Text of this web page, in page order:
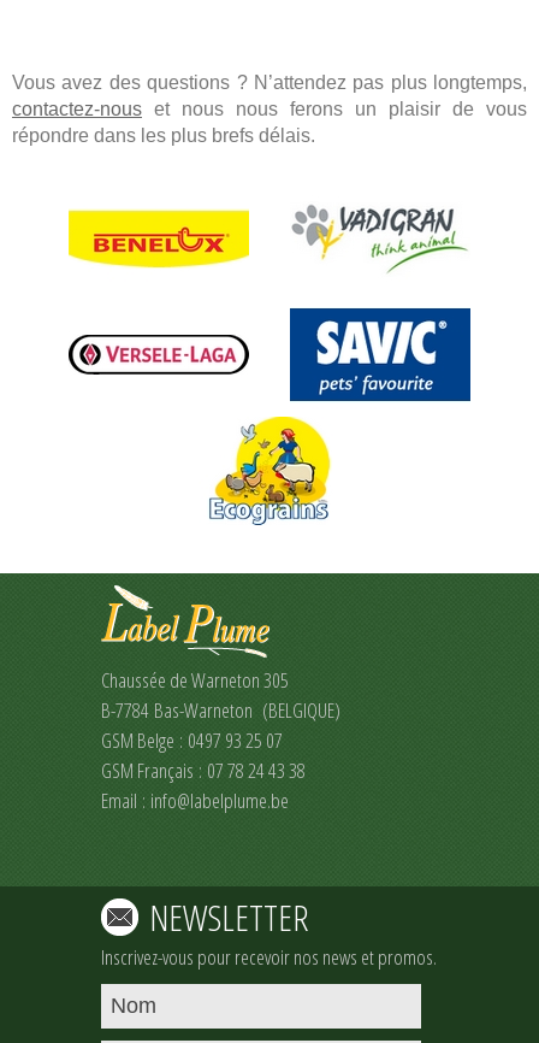
Vous avez des questions ? N’attendez pas plus longtemps,
contactez-nous et nous nous ferons un plaisir de vous
répondre dans les plus brefs délais.
Chaussée de Warneton 305
B-7784 Bas-Warneton (BELGIQUE)
GSM Belge : 0497 93 25 07
GSM Français : 07 78 24 43 38
Email : info@labelplume.be
NEWSLETTER
Inscrivez-vous pour recevoir nos news et promos.